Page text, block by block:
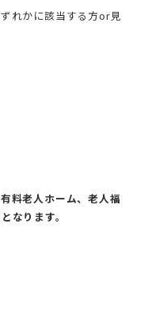
れかに該当する方or見
料老人ホーム、老人福
なります。